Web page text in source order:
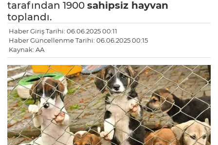
tarafından 1900 sahipsiz hayvan
toplandı.
Haber Giriş Tarihi: 06.06.2025 00:11
Haber Güncellenme Tarihi: 06.06.2025 00:15
Kaynak: AA